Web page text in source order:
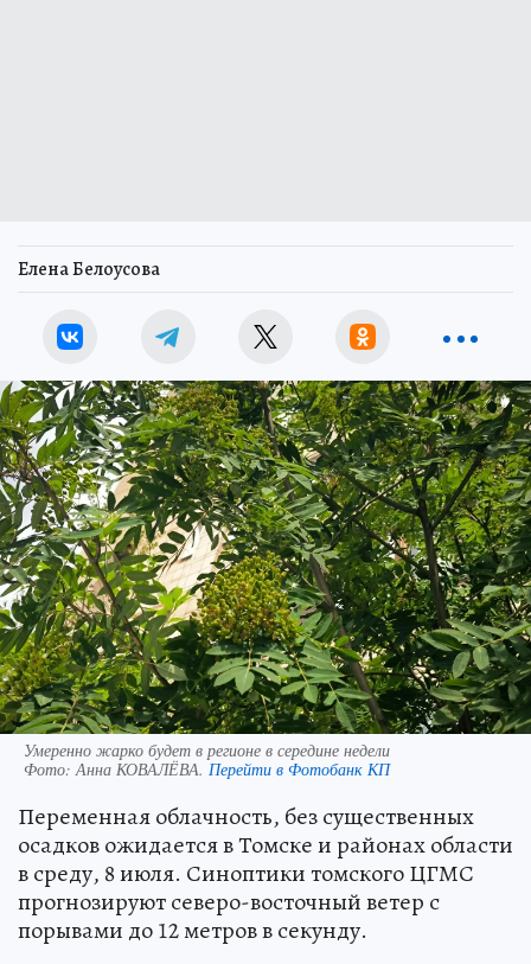
Елена Белоусова
Умеренно жарко будет в регионе в середине недели
Фото: Анна КОВАЛЁВА. Перейти в Фотобанк КП
Переменная облачность, без существенных
осадков ожидается в Томске и районах области
в среду, 8 июля. Синоптики томского ЦГМС
прогнозируют северо-восточный ветер с
порывами до 12 метров в секунду.